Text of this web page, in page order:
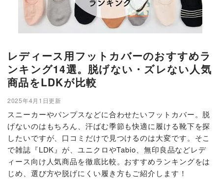
レディース用フットカバーのおすすめラ
ンキング14選。脱げない・ズレない人気
商品をLDKが比較
2025年4月1日更新
スニーカーやパンプスなどに合わせたいフットカバー。脱
げないのはもちろん、汗ばむ季節も快適に履ける靴下を探
したいですが、口コミだけで見つけるのは大変です。そこ
で雑誌『LDK』が、ユニクロやTabio、無印良品などレデ
ィース向け人気商品を徹底比較。おすすめランキングをは
じめ、選び方や脱げにくい履き方もご紹介します！